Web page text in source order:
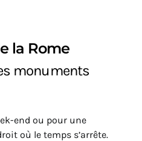
la Rome
monuments
end ou pour une
où le temps s’arrête.